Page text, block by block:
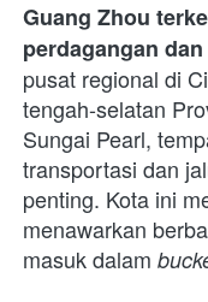
Guang Zhou
perdagangan
pusat regional di
tengah-selatan
Sungai Pearl,
transportasi dan
penting. Kota ini
menawarkan
masuk dalam